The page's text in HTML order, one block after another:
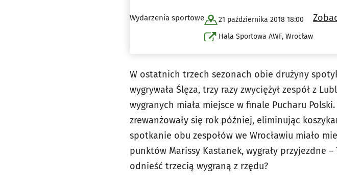
Wydarzenia sportowe
21 października 2018 18:00
Hala Sportowa AWF, Wrocław
W ostatnich trzech sezonach obie drużyny
wygrywała Ślęza, trzy razy zwyciężył zespół z
wygranych miała miejsce w finale Pucharu Polski.
zrewanżowały się rok później, eliminując
spotkanie obu zespołów we Wrocławiu miało
punktów Marissy Kastanek, wygrały przyjezdne
odnieść trzecią wygraną z rzędu?